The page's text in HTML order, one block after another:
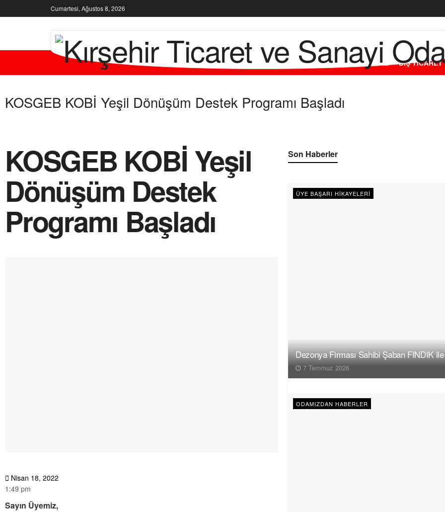
Cumartesi, Ağustos 8, 2026
KURUMSAL ODAMIZ ÜYELERİMİZ HİZMETLERİMİZ DIŞ TİCARET
KOSGEB KOBİ Yeşil Dönüşüm Destek Programı Başladı
KOSGEB KOBİ Yeşil
Dönüşüm Destek
Programı Başladı
Nisan 18, 2022
1:49 pm
Sayın Üyemiz,
Son Haberler
ÜYE BAŞARI HIKAYELERI
Dezonya Firması Sahibi Şaban FINDIK
7 Temmuz 2026
ODAMIZDAN HABERLER